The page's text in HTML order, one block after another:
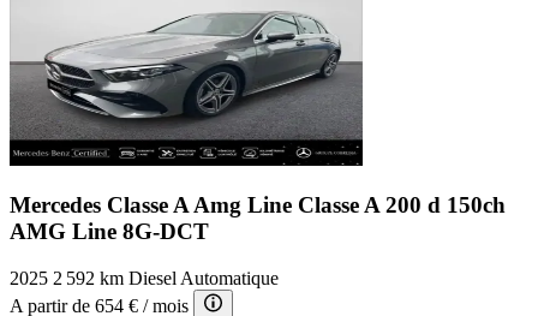
Mercedes Classe A Amg Line Classe A 200 d 150ch
AMG Line 8G-DCT
2025 2 592 km Diesel Automatique
A partir de 654 € / mois